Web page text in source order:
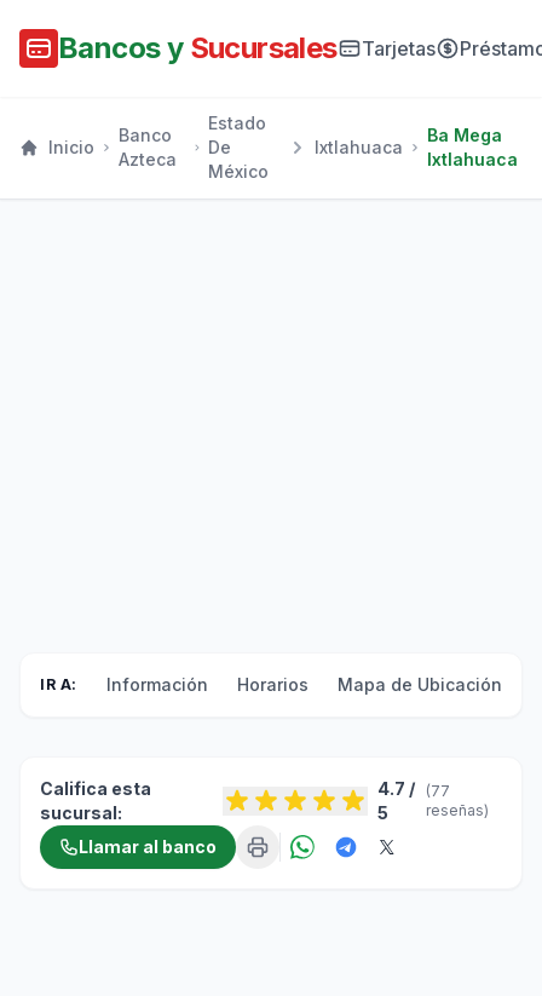
Bancos y Sucursales Tarjetas
Inicio
Banco
Azteca
Estado
De
México
Ixtlahuaca
Ba Mega
Ixtlahuaca
IR A: Información Horarios Mapa de Ubicación
Califica esta
sucursal:
4.7 /
5
(77
reseñas)
Llamar al banco